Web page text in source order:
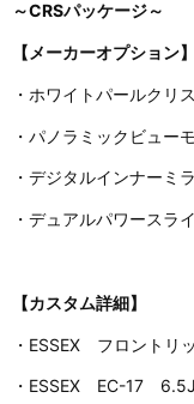
～CRSパッケージ～
【メーカーオプション】
・ホワイトパールクリ
・パノラミックビュー
・デジタルインナーミ
・デュアルパワースラ
【カスタム詳細】
・ESSEX フロント
・ESSEX EC-17